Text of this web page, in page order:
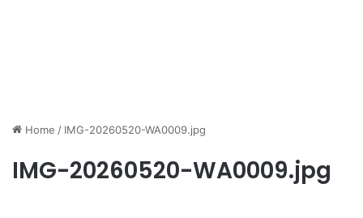
Home / IMG-20260520-WA0009.jpg
IMG-20260520-WA0009.jpg